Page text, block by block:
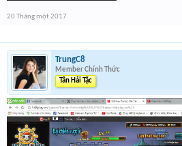
20 Tháng một 2017
TrungC8
Member Chính Thức
Tân Hải Tặc